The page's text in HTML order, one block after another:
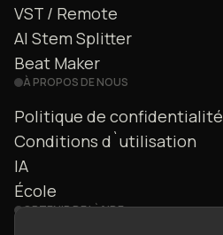
VST / Remote
AI Stem Splitter
Beat Maker
À PROPOS DE NOUS
Politique de confidentialité
Conditions d`utilisation
IA
École
OBTENIR DE L`AIDE